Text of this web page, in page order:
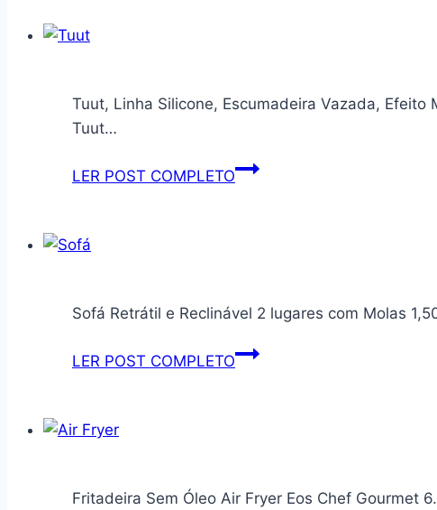
Tuut, Linha Silicone, Escumadeira Vazada,
Tuut…
LER POST COMPLETOTuut,
Mármore,
Sofá Retrátil e Reclinável 2 lugares com Molas
LER POST COMPLETOSofá
com
Fritadeira Sem Óleo Air Fryer Eos Chef Gourmet